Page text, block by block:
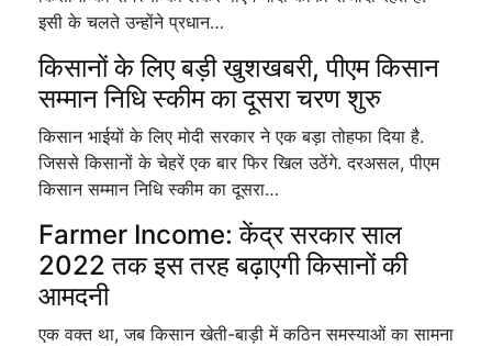
इसी के चलते उन्होंने प्रधान…
किसानों के लिए बड़ी खुशखबरी, पीएम किसान
सम्मान निधि स्कीम का दूसरा चरण शुरु
किसान भाईयों के लिए मोदी सरकार ने एक बड़ा तोहफा दिया है.
जिससे किसानों के चेहरें एक बार फिर खिल उठेंगे. दरअसल, पीएम
किसान सम्मान निधि स्कीम का दूसरा…
Farmer Income: केंद्र सरकार साल
2022 तक इस तरह बढ़ाएगी किसानों की
आमदनी
एक वक्त था, जब किसान खेती-बाड़ी में कठिन समस्याओं का सामना